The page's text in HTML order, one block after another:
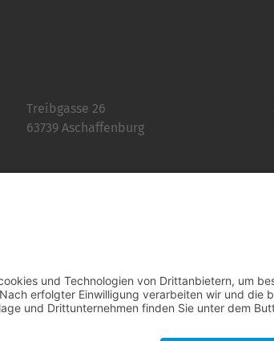
Treibgasse 26
63739 Aschaffenburg